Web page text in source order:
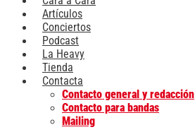
Artículos
Conciertos
Podcast
La Heavy
Tienda
Contacta
Contacto general y redacción
Contacto para bandas
Mailing